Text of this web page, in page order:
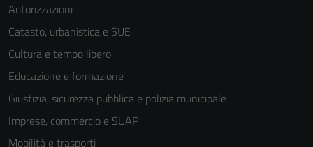
Autorizzazioni
Catasto, urbanistica e SUE
Cultura e tempo libero
Educazione e formazione
Giustizia, sicurezza pubblica e polizia municipale
Imprese, commercio e SUAP
Mobilità e trasporti
personali.